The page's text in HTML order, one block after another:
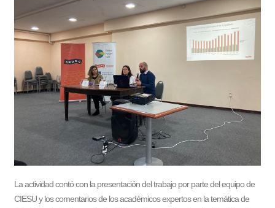
La actividad contó con la presentación del trabajo por parte del equipo de
CIESU y los comentarios de los académicos expertos en la temática de